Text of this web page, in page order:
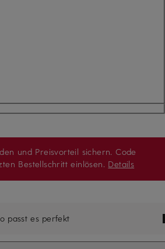
und Preisvorteil sichern. Code
Bestellschritt einlösen. Details
passt es perfekt